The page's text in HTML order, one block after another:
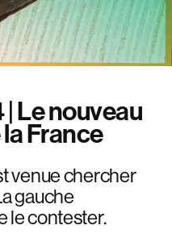
| Le nouveau
France
venue chercher
gauche
le contester.